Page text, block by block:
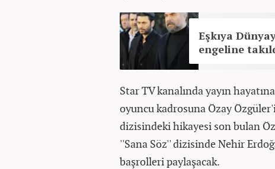
Eşkıya
engeline
Star TV kanalında yayın
oyuncu kadrosuna Özay
dizisindeki hikayesi son bulan
''Sana Söz'' dizisinde Nehir
başrolleri paylaşacak.